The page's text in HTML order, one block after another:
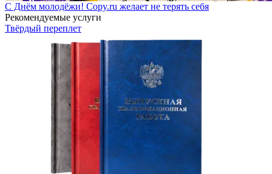
С Днём молодёжи! Copy.ru желает не терять себя
Рекомендуемые услуги
Твёрдый переплет